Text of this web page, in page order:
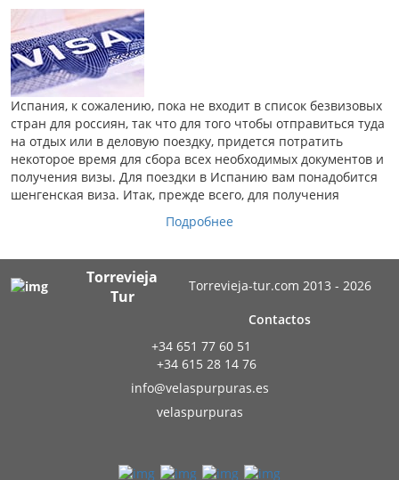
Испания, к сожалению, пока не входит в список безвизовых
стран для россиян, так что для того чтобы отправиться туда
на отдых или в деловую поездку, придется потратить
некоторое время для сбора всех необходимых документов и
получения визы. Для поездки в Испанию вам понадобится
шенгенская виза. Итак, прежде всего, для получения
Подробнее
Torrevieja
Tur
Torrevieja-tur.com 2013 - 2026
Contactos
+34 651 77 60 51
+34 615 28 14 76
info@velaspurpuras.es
velaspurpuras